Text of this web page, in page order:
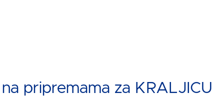
pripremama za KRALJICU